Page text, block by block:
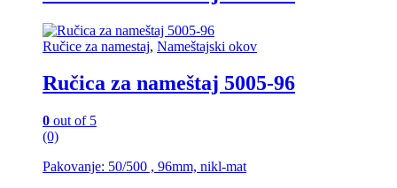
Ručice za namestaj, Nameštajski okov
Ručica za nameštaj 5005-96
0 out of 5
(0)
Pakovanje: 50/500 , 96mm, nikl-mat